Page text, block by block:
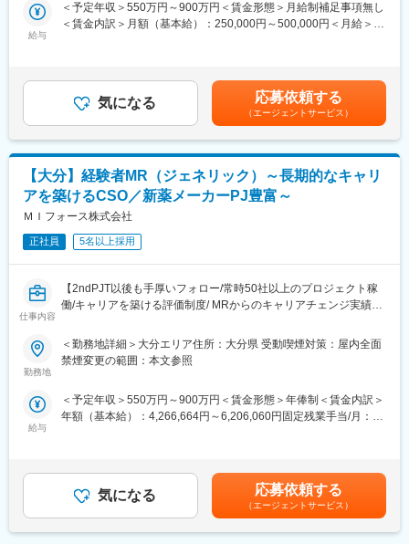
会、自身の強みを活かしたPJ相談などが可能です。定期的な面談
を通じて、その時々に応じたプロジェクトを提示するなどフレキ
■明確な評価制度：
自身の成果や頑張りが客観的に評価され、年収に反映されます。
また、在籍年数が増えると永年勤続報奨金や四半期一時金などの
手当もアップします。つまり、やりがいや努力がきちんと報われ
る報酬制度になっています。
【サポート体制】
配属後は担当マネージャーが丁寧に支援します。日々の仕事の悩
す。また知識・スキルレベルを上げるために様々な研修をご用意
変更の範囲：会社の定める業務
事業の一つ「Provider」というポジションで、クリニックの経営
を支えるコンサルタント活動を行っていただきます。病院経営を
国内トップクラスのプロジェクト受託実績を誇る同社の一員とし
て、これまでのMSの実績を活かし、クリニックや調剤薬局の経営
支援プロジェクトの一員として活躍します。クリニック、病院、
調剤薬局がクライアントとなり、クライアントの経営課題の抽出
～戦略立案～実行に携わり、クライアントの経営課題改善や売上
アップに寄与します。皆様未経験からご活躍をされているので、
ご安心してご応募ください！
※上記のプロジェクト終了後は別の類似プロジェクトや研修を経た
のちにMRプロジェクトへの再配属となります。ご希望や適性、受
託状況などを考慮して都度決定します。
ヘルスケア全体から患者様支援できるPJTがございます。例え
ば、治療領域をカバーできる医薬品PJT、薬局の経営支援を行う
チンPJT等があります。
プロモーションに携わり、市場を流通するほぼすべての医薬品に
関与しています
・多くの方が未経験から入社をしており、フォローの体制は万全
でございますのでご安心してご応募ください
変更の範囲：会社の定める業務
給与
＜予定年収＞550万円～900万円＜賃金形態＞月給制補足事項無し
＜賃金内訳＞月額（基本給）：250,000円～500,000円＜月給＞
ジェクト稼働手当(35,000円)、外勤日当（1日1,500円／外勤3.5時
間以上）■変動賞与制（6月・12月・3月）※平均実績6ヶ月分■イン
センティブ：3月（対象者）賃金はあくまでも目安の金額であり、
選考を通じて上下する可能性があります。月給(月額)は固定手当を
含めた表記です。
気になる 応募依頼する
（エージェントサービス）
【大分】経験者MR（ジェネリック）～長期的なキャリ
アを築けるCSO／新薬メーカーPJ豊富～
ＭＩフォース株式会社
正社員 5名以上採用
仕事内容
【2ndPJT以後も手厚いフォロー/常時50社以上のプロジェクト稼
働/キャリアを築ける評価制度/ MRからのキャリアチェンジ実績有
■業務内容：
クライアントである製薬会社のプロジェクトに所属し、MRとして
ます。
【変更の範囲：会社の定める業務】
できる環境です～
適切なフォローを実施するために約300人のMR数を保って運営し
ており、プロジェクト終了の数か月前から面談を実施しているた
め、隙間なくアサインすることができますのでMRの成長機会を奪
勤務地
＜勤務地詳細＞大分エリア住所：大分県 受動喫煙対策：屋内全面
禁煙変更の範囲：本文参照
給与
＜予定年収＞550万円～900万円＜賃金形態＞年俸制＜賃金内訳＞
年額（基本給）：4,266,664円～6,206,060円固定残業手当/月：
給与補足＞■別途、外勤手当など手当支給※経験・能力などを考慮
の上、話し合いで決定賃金はあくまでも目安の金額であり、選考
を通じて上下する可能性があります。月給(月額)は固定手当を含め
た表記です。
気になる 応募依頼する
（エージェントサービス）